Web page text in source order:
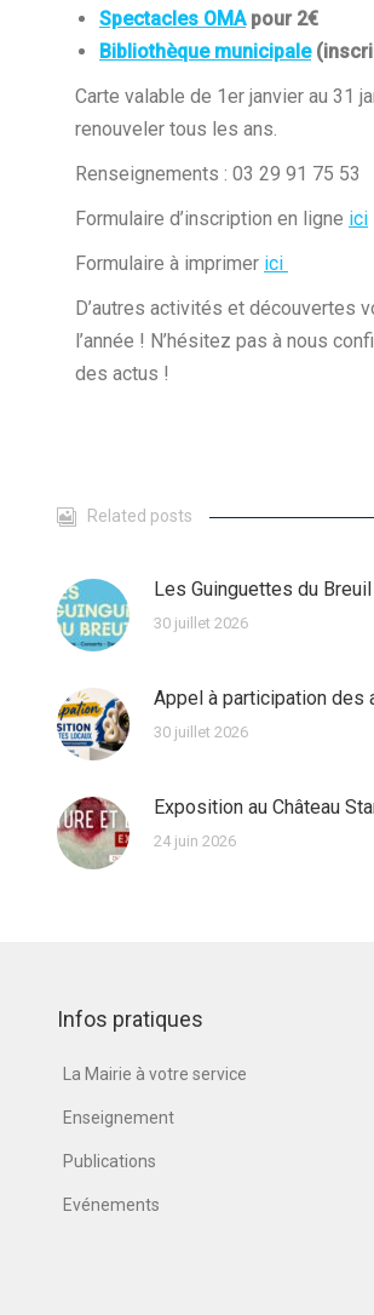
Spectacles OMApour 2€
Bibliothèque municipale
Carte valable de 1er janvier au 31
renouveler tous les ans.
Renseignements : 03 29 91 75 53
Formulaire d’inscription en ligne ici
Formulaire à imprimer ici
D’autres activités et découvertes
l’année ! N’hésitez pas à nous
des actus !
Related posts
Les Guinguettes du Breuil
30 juillet 2026
Appel à participation des
30 juillet 2026
Exposition au Château
24 juin 2026
Infos pratiques
La Mairie à votre service
Enseignement
Publications
Evénements